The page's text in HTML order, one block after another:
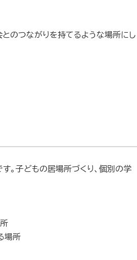
のつながりを持てるような場所にし
。子どもの居場所づくり、個別の学
場所